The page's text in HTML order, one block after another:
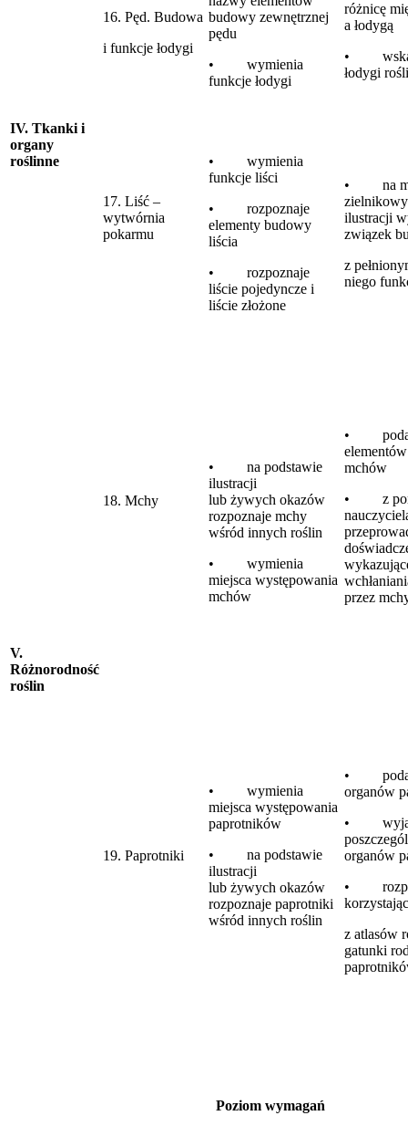
IV. Tkanki i
organy
roślinne
16. Pęd. Budowa
i funkcje łodygi
budowy zewnętrznej
pędu
• wymienia
funkcje łodygi
różnicę
a łodygą
•
łodygi
17. Liść –
wytwórnia
pokarmu
• wymienia
funkcje liści
• rozpoznaje
elementy budowy
liścia
• rozpoznaje
liście pojedyncze i
liście złożone
• na
ilustracji
związek
z
niego
V.
Różnorodność
roślin
18. Mchy
• na podstawie
ilustracji
lub żywych okazów
rozpoznaje mchy
wśród innych roślin
• wymienia
miejsca występowania
mchów
•
mchów
• z
przez
19. Paprotniki
• wymienia
miejsca występowania
paprotników
• na podstawie
ilustracji
lub żywych okazów
rozpoznaje paprotniki
wśród innych roślin
•
organów
•
organów
•
korzystając
z atlasów
gatunki
Poziom wymagań